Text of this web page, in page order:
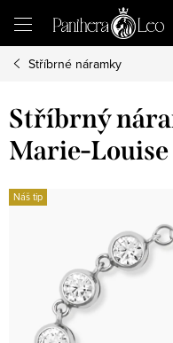
obsah
Stříbrné náramky
Stříbrný
Marie-Louise
Náš tip